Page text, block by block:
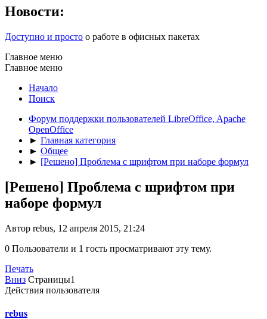
Новости:
Доступно и просто о работе в офисных пакетах
Главное меню
Главное меню
Начало
Поиск
Форум поддержки пользователей LibreOffice, Apache
OpenOffice
► Главная категория
► Общее
► [Решено] Проблема с шрифтом при наборе формул
[Решено] Проблема с шрифтом при
наборе формул
Автор rebus, 12 апреля 2015, 21:24
0 Пользователи и 1 гость просматривают эту тему.
Печать
Вниз Страницы1
Действия пользователя
rebus